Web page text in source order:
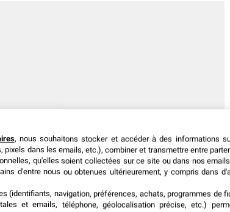
Animations événementielles
Animation Robot Innov 8 : boostez
l’Interaction client sur vos stands
grâce aux technologies Unitree
, nous souhaitons stocker et accéder à des informations
pixels dans les emails, etc.), combiner et transmettre entre
qu'elles soient collectées sur ce site ou dans nos
d'entre nous ou obtenues ultérieurement, y compris dans
(identifiants, navigation, préférences, achats, programmes de
et emails, téléphone, géolocalisation précise, etc.)